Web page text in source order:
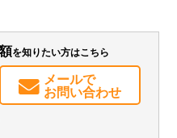
報
エアバッグ
電動格納ミラー
を知りたい方はこちら
メールで
お問い合わせ